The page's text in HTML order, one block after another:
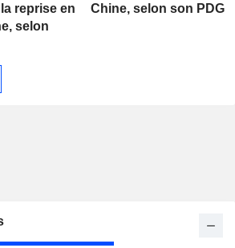
reprise en
selon
Chine, selon son PDG